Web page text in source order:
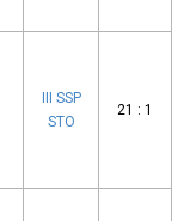
III SSP
STO
21 : 1